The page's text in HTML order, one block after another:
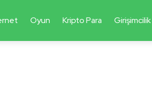
Oyun Kripto Para Girişimcilik